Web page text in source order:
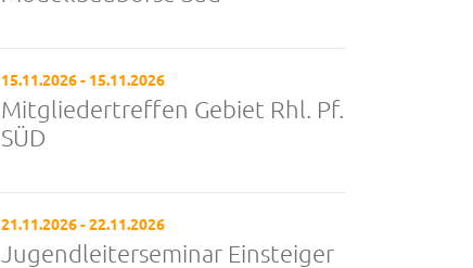
15.11.2026 - 15.11.2026
Mitgliedertreffen Gebiet Rhl. Pf.
SÜD
21.11.2026 - 22.11.2026
Jugendleiterseminar Einsteiger